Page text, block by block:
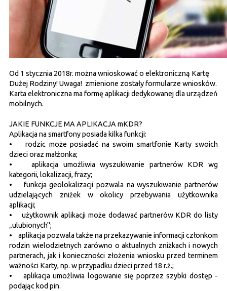
Od 1 stycznia 2018r. można wnioskować o elektroniczną Kartę
Dużej Rodziny! Uwaga! zmienione zostały formularze wniosków.
Karta elektroniczna ma formę aplikacji dedykowanej dla urządzeń
mobilnych.
JAKIE FUNKCJE MA APLIKACJA mKDR?
Aplikacja na smartfony posiada kilka funkcji:
• rodzic może posiadać na swoim smartfonie Karty swoich
dzieci oraz małżonka;
• aplikacja umożliwia wyszukiwanie partnerów KDR wg
kategorii, lokalizacji, frazy;
• funkcja geolokalizacji pozwala na wyszukiwanie partnerów
udzielających zniżek w okolicy przebywania użytkownika
aplikacji;
• użytkownik aplikacji może dodawać partnerów KDR do listy
„ulubionych";
• aplikacja pozwala także na przekazywanie informacji członkom
rodzin wielodzietnych zarówno o aktualnych zniżkach i nowych
partnerach, jak i konieczności złożenia wniosku przed terminem
ważności Karty, np. w przypadku dzieci przed 18 r.ż.;
• aplikacja umożliwia logowanie się poprzez szybki dostęp -
podając kod pin.